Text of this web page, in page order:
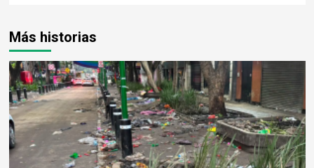
Más historias